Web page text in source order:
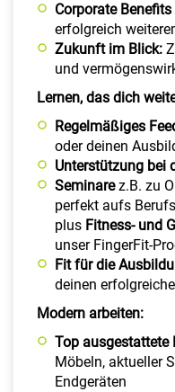
Corporate Benefits
erfolgreich
Zukunft im Blick:
und
Lernen, das dich
Regelmäßiges
oder deinen
Unterstützung bei
Seminarez.B. zu
perfekt aufs
plus Fitness- und
unser FingerFit-
Fit für die
deinen
Modern arbeiten:
Top ausgestattete
Möbeln, aktueller
Endgeräten